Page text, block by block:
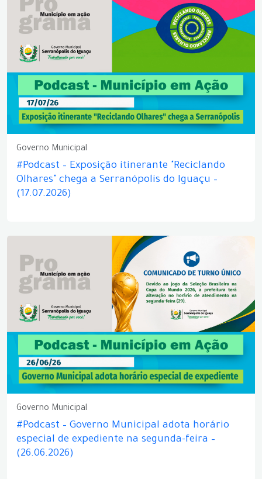
Governo Municipal
#Podcast – Exposição itinerante "Reciclando
Olhares" chega a Serranópolis do Iguaçu –
(17.07.2026)
Governo Municipal
#Podcast – Governo Municipal adota horário
especial de expediente na segunda-feira –
(26.06.2026)